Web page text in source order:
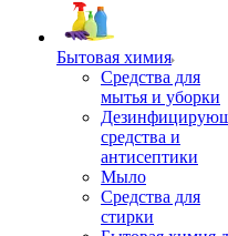
Бытовая химия
Средства для
мытья и уборки
средства и
антисептики
Мыло
Средства для
стирки